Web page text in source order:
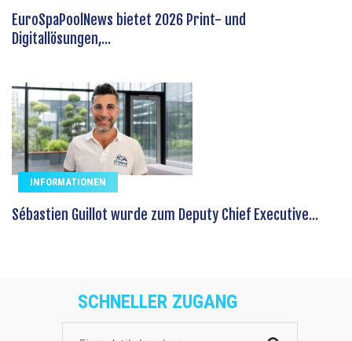
EuroSpaPoolNews bietet 2026 Print- und
Digitallösungen,...
INFORMATIONEN
Sébastien Guillot wurde zum Deputy Chief Executive...
SCHNELLER ZUGANG